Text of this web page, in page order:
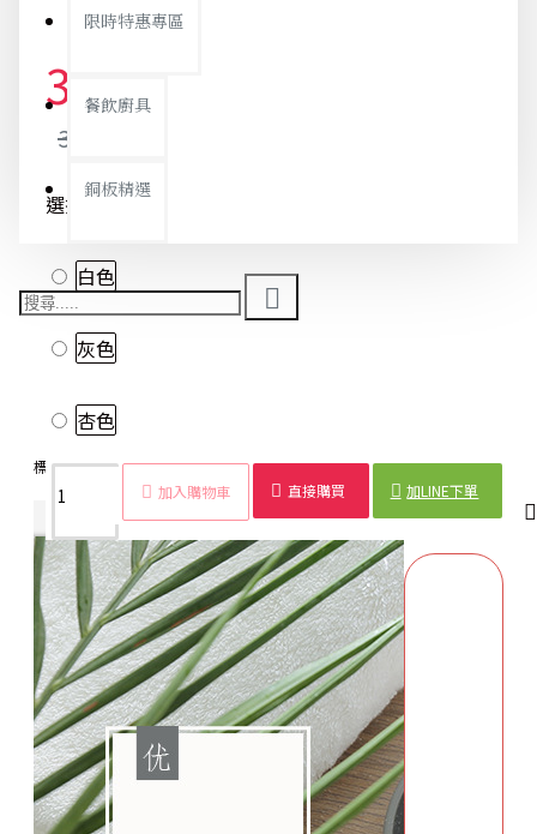
限時特惠專區
餐飲廚具
銅板精選
30元
31元
選擇顏色
白色
灰色
杏色
加入購物車 直接購買 加LINE下單
標籤： 香皂架 肥皂 收納盒 浴室 香皂盒 洗手 肥皂架 衛浴
商品詳情 配送時間